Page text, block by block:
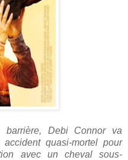
Debi Connor va
quasi-mortel pour
avec un cheval sous-